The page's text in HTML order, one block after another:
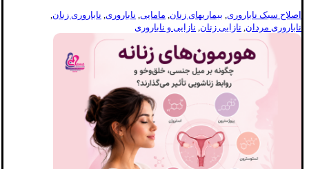
اصلاح سبک ناباروری بیماریهای زنان مامایی ناباروری ناباروری زنان
ناباروری مردان نازایی زنان نازایی و ناباروری